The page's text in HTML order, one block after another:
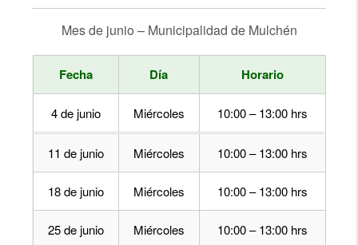
Mes de junio – Municipalidad de Mulchén
Fecha Día Horario
4 de junio Miércoles 10:00 – 13:00 hrs
11 de junio Miércoles 10:00 – 13:00 hrs
18 de junio Miércoles 10:00 – 13:00 hrs
25 de junio Miércoles 10:00 – 13:00 hrs